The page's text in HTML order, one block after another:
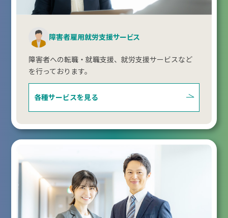
障害者雇用就労支援サービス
障害者への転職・就職支援、就労支援サービスなど
を行っております。
各種サービスを見る